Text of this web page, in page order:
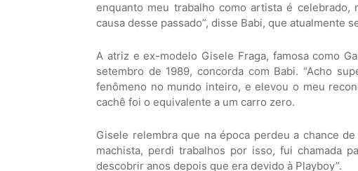
enquanto meu trabalho como artista é
causa desse passado”, disse Babi, que atualmente
A atriz e ex-modelo Gisele Fraga, famosa como
setembro de 1989, concorda com Babi. “Acho
fenômeno no mundo inteiro, e elevou o meu
cachê foi o equivalente a um carro zero.
Gisele relembra que na época perdeu a chance
machista, perdi trabalhos por isso, fui chamada
descobrir anos depois que era devido à Playboy”.